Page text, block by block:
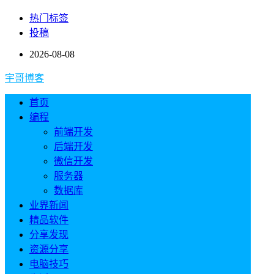
热门标签
投稿
2026-08-08
宇哥博客
首页
编程
前端开发
后端开发
微信开发
服务器
数据库
业界新闻
精品软件
分享发现
资源分享
电脑技巧